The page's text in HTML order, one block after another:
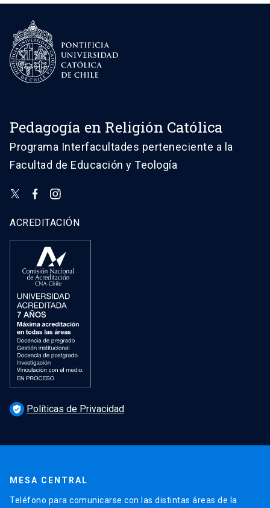
Pedagogía en Religión Católica
Programa Interfacultades perteneciente a la
Facultad de Educación y Teología
ACREDITACIÓN
verified_user Políticas de Privacidad
MESA CENTRAL
Teléfono para comunicarse con las distintas áreas de la